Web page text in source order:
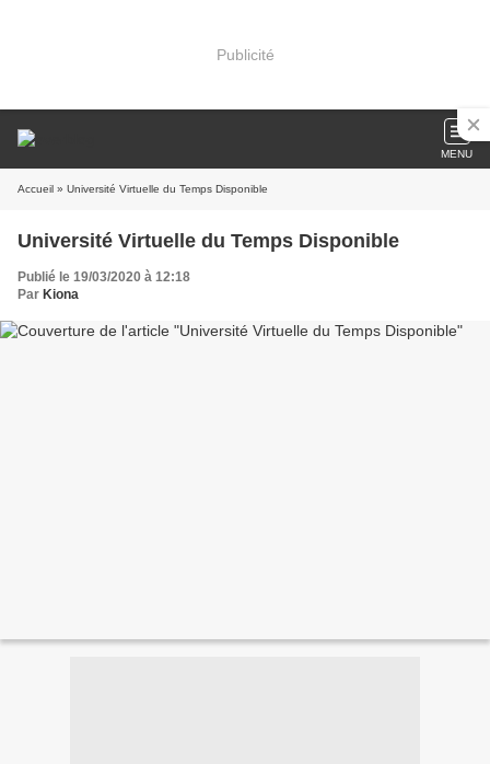
Publicité
MENU
Accueil » Université Virtuelle du Temps Disponible
Université Virtuelle du Temps Disponible
Publié le 19/03/2020 à 12:18
Par Kiona